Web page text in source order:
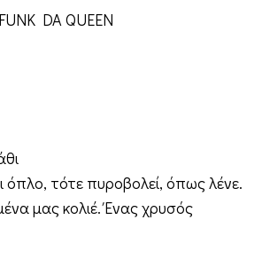
όπλο, τότε πυροβολεί, όπως λένε.
μας κολιέ. Ένας χρυσός